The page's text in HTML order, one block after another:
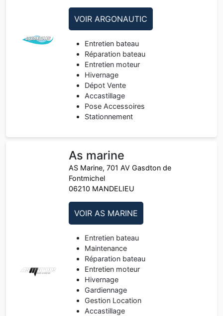
VOIR ARGONAUTIC
Entretien bateau
Réparation bateau
Entretien moteur
Hivernage
Dépot Vente
Accastillage
Pose Accessoires
Stationnement
As marine
AS Marine, 701 AV Gasdton de
Fontmichel
06210 MANDELIEU
VOIR AS MARINE
Entretien bateau
Maintenance
Réparation bateau
Entretien moteur
Hivernage
Gardiennage
Gestion Location
Accastillage